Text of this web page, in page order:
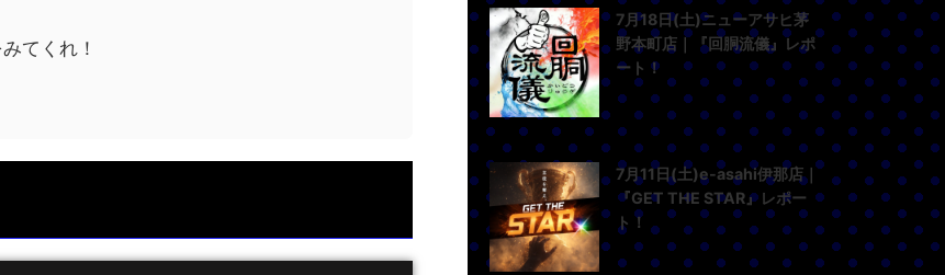
てくれ！
7月18日(土)ニューアサヒ茅
野本町店｜『回胴流儀』レポ
ート！
7月11日(土)e-asahi伊那店｜
『GET THE STAR』レポー
ト！